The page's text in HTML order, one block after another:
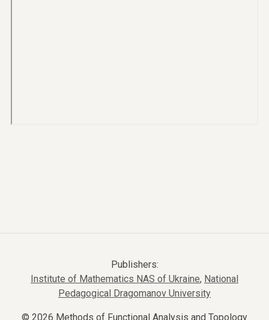
Publishers:
Institute of Mathematics NAS of Ukraine, National
Pedagogical Dragomanov University
© 2026 Methods of Functional Analysis and Topology